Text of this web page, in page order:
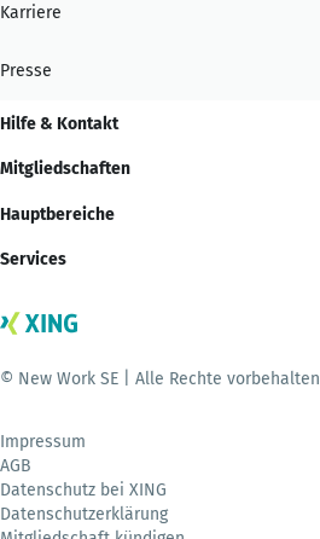
Karriere
Presse
Hilfe & Kontakt
Mitgliedschaften
Hauptbereiche
Services
© New Work SE | Alle Rechte vorbehalten
Impressum
AGB
Datenschutz bei XING
Datenschutzerklärung